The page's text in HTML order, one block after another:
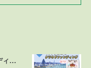
青森開港400年記念碑クラウドファンディング